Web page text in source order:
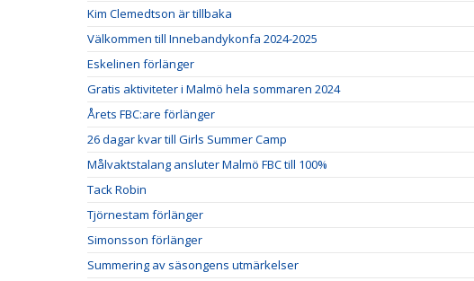
Kim Clemedtson är tillbaka
Välkommen till Innebandykonfa 2024-2025
Eskelinen förlänger
Gratis aktiviteter i Malmö hela sommaren 2024
Årets FBC:are förlänger
26 dagar kvar till Girls Summer Camp
Målvaktstalang ansluter Malmö FBC till 100%
Tack Robin
Tjörnestam förlänger
Simonsson förlänger
Summering av säsongens utmärkelser